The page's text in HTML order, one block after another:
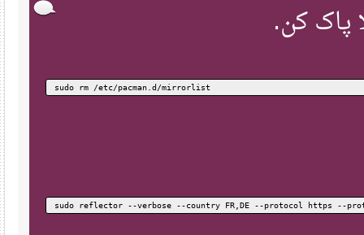
sudo rm /etc/pacman.d/mirrorlist
sudo reflector --verbose --country FR,DE --protocol https